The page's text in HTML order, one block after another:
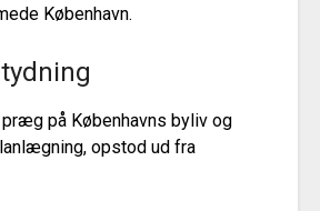
København.
på Københavns byliv og
opstod ud fra